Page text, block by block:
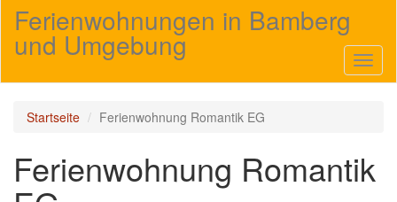
Ferienwohnungen in Bamberg
und Umgebung
Startseite Ferienwohnung Romantik EG
Ferienwohnung Romantik